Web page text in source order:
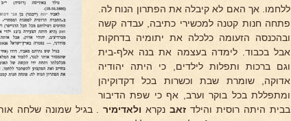
ללחמו. אך האם לא קיבלה את הפתרון הנוח לה.
פתחה חנות קטנה למכשירי כתיבה, עבדה קשה
ובהכנסה הזעומה כלכלה את יתומיה בדחקות
אבל בכבוד. לימדה בעצמה את בנה אלף-בית
וגם ברכות ותפלות לילדים, כי היתה יהודיה
אדוקה, שומרת שבת וכשרות בכל דקדוקיהן
ומתפללת בכל בוקר וערב, אף כי שפת הדיבור
בבית היתה רוסית והילד זאבנקרא ולאדימיר. בגיל שמונה שלחה